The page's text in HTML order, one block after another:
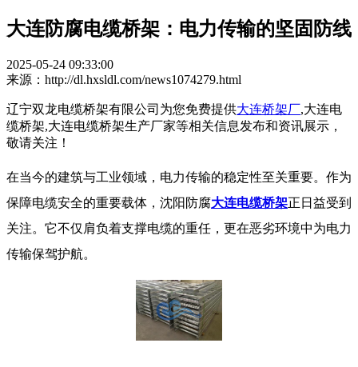
大连防腐电缆桥架：电力传输的坚固防线​
2025-05-24 09:33:00
来源：http://dl.hxsldl.com/news1074279.html
辽宁双龙电缆桥架有限公司为您免费提供大连桥架厂,大连电
缆桥架,大连电缆桥架生产厂家等相关信息发布和资讯展示，
敬请关注！
在当今的建筑与工业领域，电力传输的稳定性至关重要。作为
保障电缆安全的重要载体，沈阳防腐大连电缆桥架正日益受到
关注。它不仅肩负着支撑电缆的重任，更在恶劣环境中为电力
传输保驾护航。​